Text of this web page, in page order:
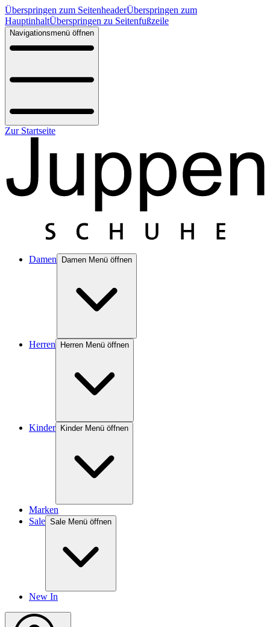
Überspringen zum SeitenheaderÜberspringen zum
HauptinhaltÜberspringen zu Seitenfußzeile
Navigationsmenü öffnen
Zur Startseite
Damen Damen Menü öffnen
Herren Herren Menü öffnen
Kinder Kinder Menü öffnen
Marken
Sale Sale Menü öffnen
New In